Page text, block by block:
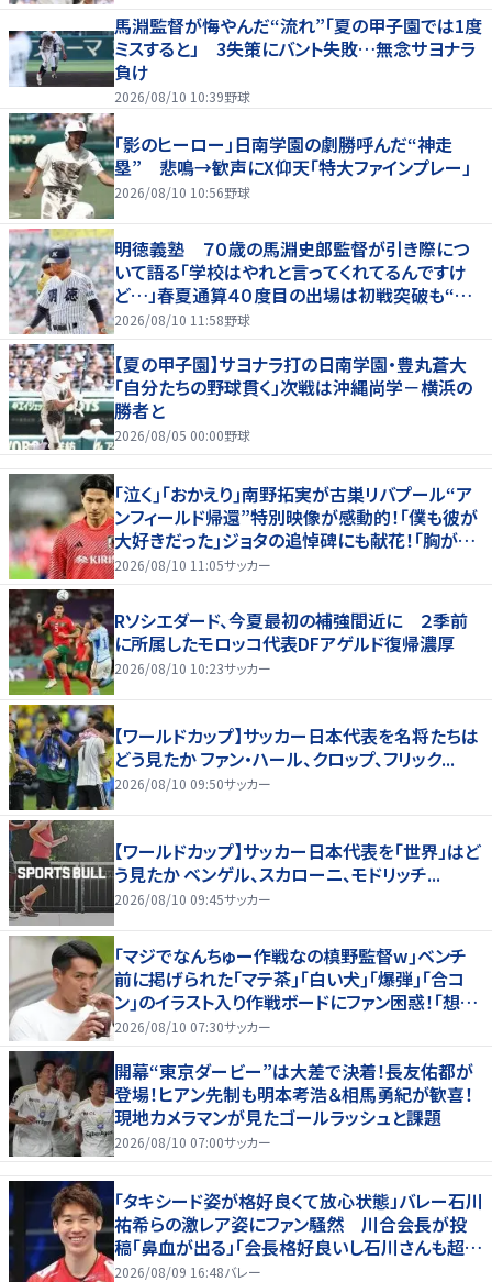
馬淵監督が悔やんだ“流れ”「夏の甲子園では1度
ミスすると」 3失策にバント失敗…無念サヨナラ
負け
2026/08/10 10:39野球
「影のヒーロー」日南学園の劇勝呼んだ“神走
塁” 悲鳴→歓声にX仰天「特大ファインプレー」
2026/08/10 10:56野球
明徳義塾 ７０歳の馬淵史郎監督が引き際につ
いて語る「学校はやれと言ってくれてるんですけ
ど…」春夏通算４０度目の出場は初戦突破も“馬
淵節”炸裂
2026/08/10 11:58野球
【夏の甲子園】サヨナラ打の日南学園・豊丸蒼大
「自分たちの野球貫く」次戦は沖縄尚学－横浜の
勝者と
2026/08/05 00:00野球
｢泣く｣｢おかえり｣南野拓実が古巣リバプール“ア
ンフィールド帰還”特別映像が感動的！｢僕も彼が
大好きだった｣ジョタの追悼碑にも献花！｢胸が熱
くなります…｣
2026/08/10 11:05サッカー
Rソシエダード、今夏最初の補強間近に ２季前
に所属したモロッコ代表DFアゲルド復帰濃厚
2026/08/10 10:23サッカー
【ワールドカップ】サッカー日本代表を名将たちは
どう見たか ファン・ハール、クロップ、フリック...
2026/08/10 09:50サッカー
【ワールドカップ】サッカー日本代表を「世界」はど
う見たか ベンゲル、スカローニ、モドリッチ...
2026/08/10 09:45サッカー
｢マジでなんちゅー作戦なの槙野監督w｣ベンチ
前に掲げられた｢マテ茶｣｢白い犬｣｢爆弾｣｢合コ
ン｣のイラスト入り作戦ボードにファン困惑！｢想像
よりデカくて吹いた｣
2026/08/10 07:30サッカー
開幕“東京ダービー”は大差で決着！長友佑都が
登場！ヒアン先制も明本考浩＆相馬勇紀が歓喜！
現地カメラマンが見たゴールラッシュと課題
2026/08/10 07:00サッカー
「タキシード姿が格好良くて放心状態」バレー石川
祐希らの激レア姿にファン騒然 川合会長が投
稿「鼻血が出る」「会長格好良いし石川さんも超格
好いい」
2026/08/09 16:48バレー